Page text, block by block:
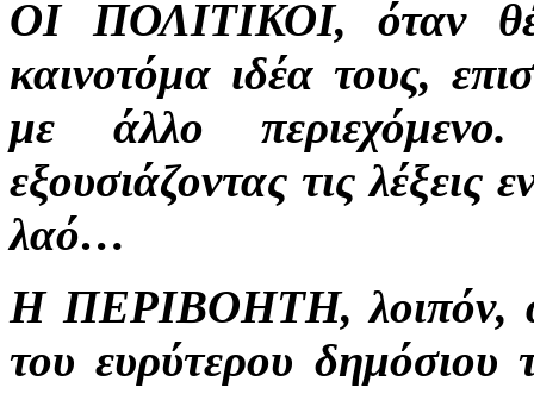
ΟΙ ΠΟΛΙΤΙΚΟΙ, όταν
καινοτόμα ιδέα τους,
με άλλο
εξουσιάζοντας τις λέξεις
λαό…
Η ΠΕΡΙΒΟΗΤΗ, λοιπόν,
του ευρύτερου δημόσιου